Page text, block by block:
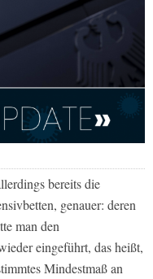
bereits die
genauer: deren
man den
eingeführt, das heißt,
Mindestmaß an